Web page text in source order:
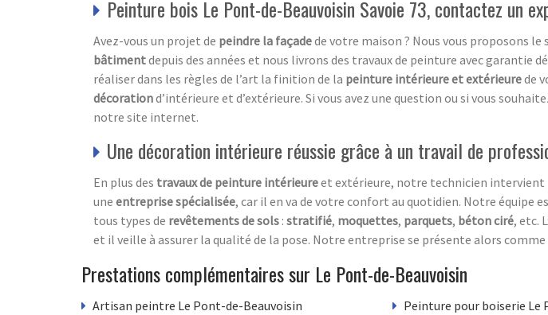
Peinture bois Le Pont-de-Beauvoisin Savoie 73, contactez un
Avez-vous un projet de peindre la façadede votre maison ? Nous vous proposons
bâtimentdepuis des années et nous livrons des travaux de peinture avec garantie
réaliser dans les règles de l’art la finition de la peinture intérieure et extérieurede
décorationd’intérieure et d’extérieure. Si vous avez une question ou si vous
notre site internet.
Une décoration intérieure réussie grâce à un travail de
En plus des travaux de peinture intérieureet extérieure, notre technicien intervient
une entreprise spécialisée, car il en va de votre confort au quotidien. Notre équipe
tous types de revêtements de sols : stratifié, moquettes, parquets, béton ciré, etc.
et il veille à assurer la qualité de la pose. Notre entreprise se présente alors
Prestations complémentaires sur Le Pont-de-Beauvoisin
Artisan peintre Le Pont-de-Beauvoisin
Peinture pour boiserie Le